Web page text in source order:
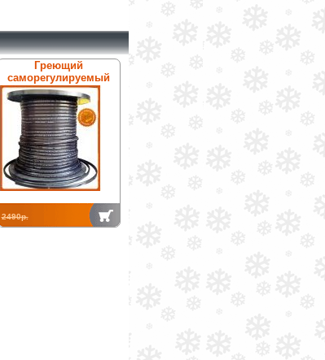
Греющий
саморегулируемый
кабель Антилёд
ТК-31ТФ
2490р.